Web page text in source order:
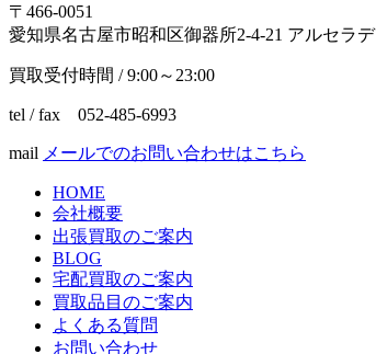
〒466-0051
愛知県名古屋市昭和区御器所2-4-21 アルセラ
買取受付時間 / 9:00～23:00
tel / fax 052-485-6993
mail メールでのお問い合わせはこちら
HOME
会社概要
出張買取のご案内
BLOG
宅配買取のご案内
買取品目のご案内
よくある質問
お問い合わせ